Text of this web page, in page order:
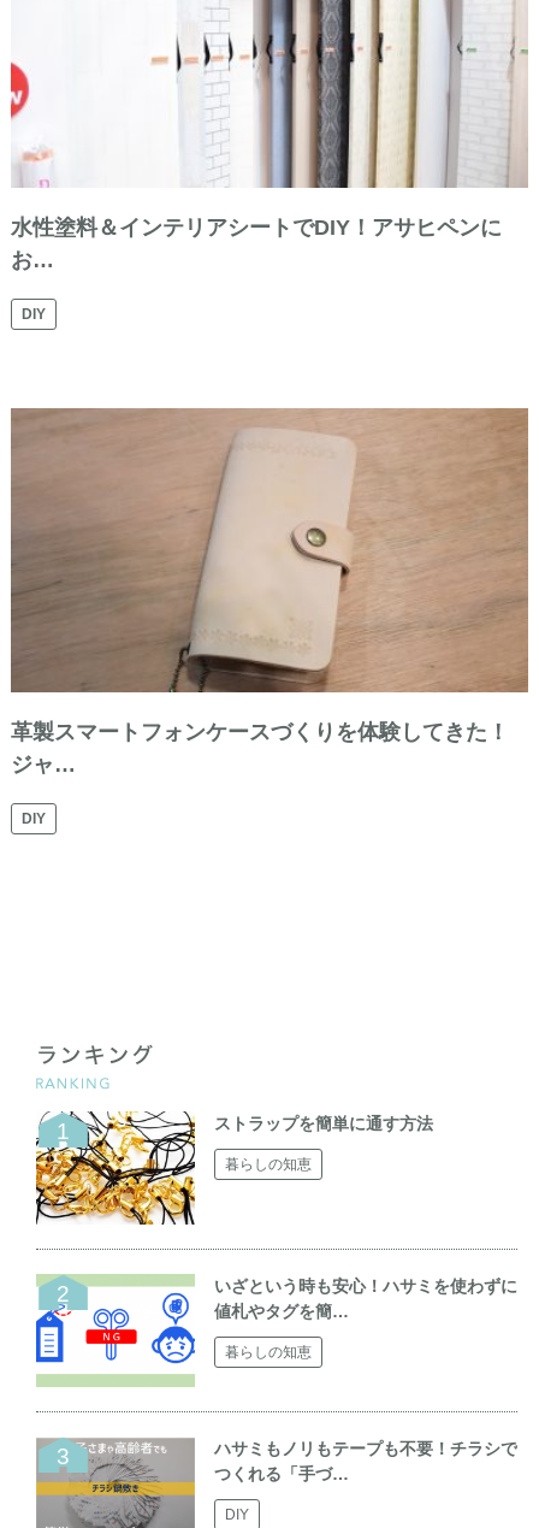
水性塗料＆インテリアシートでDIY！アサヒペンに
お…
DIY
革製スマートフォンケースづくりを体験してきた！
ジャ…
DIY
ストラップを簡単に通す方法
暮らしの知恵
いざという時も安心！ハサミを使わずに
値札やタグを簡…
暮らしの知恵
ハサミもノリもテープも不要！チラシで
つくれる「手づ…
DIY